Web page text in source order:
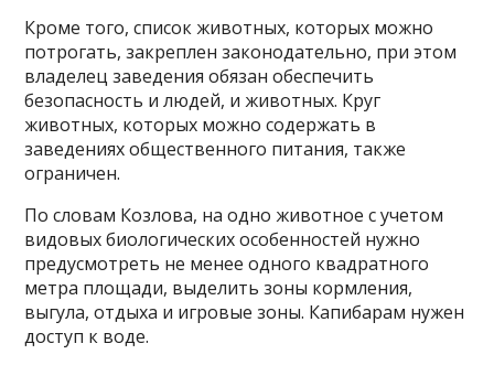
Кроме того, список животных, которых можно
потрогать, закреплен законодательно, при этом
владелец заведения обязан обеспечить
безопасность и людей, и животных. Круг
животных, которых можно содержать в
заведениях общественного питания, также
ограничен.
По словам Козлова, на одно животное с учетом
видовых биологических особенностей нужно
предусмотреть не менее одного квадратного
метра площади, выделить зоны кормления,
выгула, отдыха и игровые зоны. Капибарам нужен
доступ к воде.